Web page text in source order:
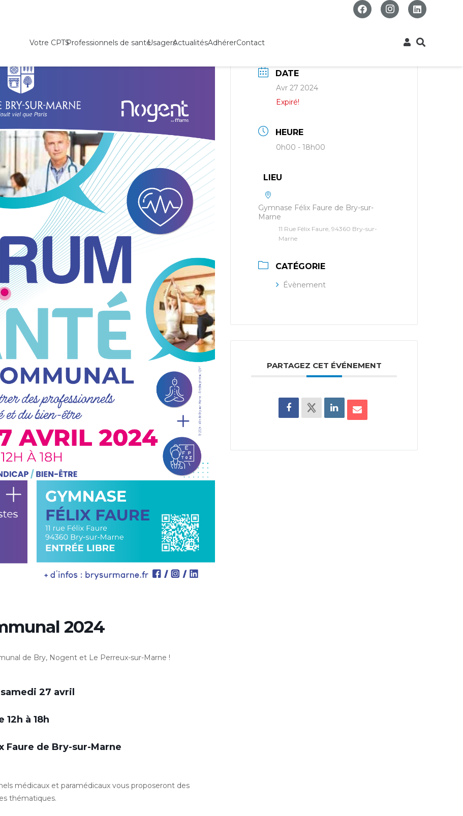
Votre CPTSProfessionnels de santéUsagersActualitésAdhérerContact
2024
de Bry, Nogent et Le Perreux-sur-Marne !
samedi 27 avril
12h à 18h
Faure de Bry-sur-Marne
médicaux et paramédicaux vous proposeront des
thématiques.
DATE
Avr 27 2024
Expiré!
HEURE
0h00 - 18h00
LIEU
Gymnase Félix Faure de Bry-sur-
Marne
11 Rue Félix Faure, 94360 Bry-sur-
Marne
CATÉGORIE
Évènement
PARTAGEZ CET ÉVÉNEMENT